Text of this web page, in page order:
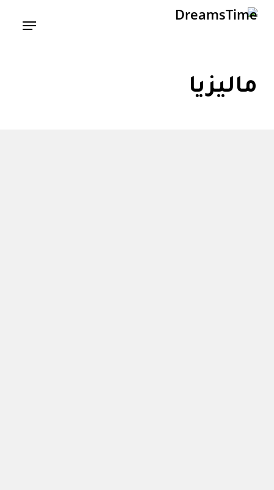
Skip
Menu
ماليزيا